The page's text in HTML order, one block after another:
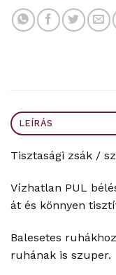
LEÍRÁS
Tisztasági zsák /
Vízhatlan PUL
át és könnyen
Balesetes
ruhának is szuper.